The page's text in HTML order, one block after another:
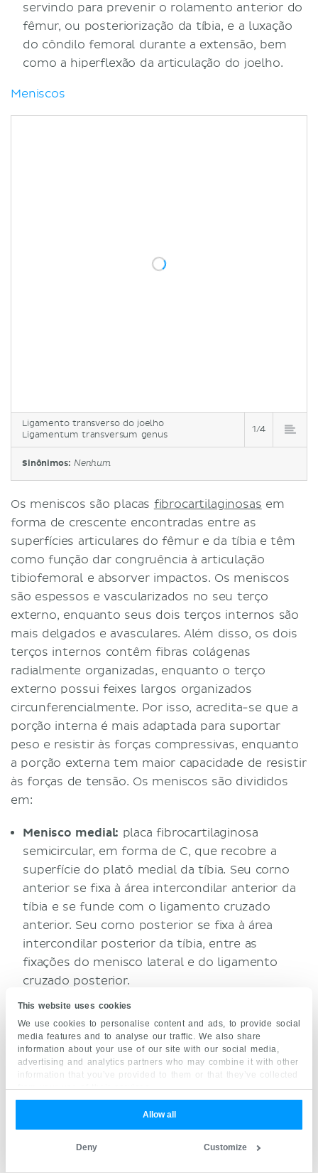
This website uses cookies
We use cookies to personalise content and ads, to provide social
media features and to analyse our traffic. We also share
information about your use of our site with our social media,
advertising and analytics partners who may combine it with other
information that you’ve provided to them or that they’ve collected
from your use of their services.
Allow all
Customize
Deny
servindo para prevenir o rolamento anterior do
fêmur, ou posteriorização da tíbia, e a luxação
do côndilo femoral durante a extensão, bem
como a hiperflexão da articulação do joelho.
Meniscos
Ligamento transverso do joelho
Ligamentum transversum genus
1/4
Sinônimos: Nenhum
Os meniscos são placas fibrocartilaginosas em
forma de crescente encontradas entre as
superfícies articulares do fêmur e da tíbia e têm
como função dar congruência à articulação
tibiofemoral e absorver impactos. Os meniscos
são espessos e vascularizados no seu terço
externo, enquanto seus dois terços internos são
mais delgados e avasculares. Além disso, os dois
terços internos contêm fibras colágenas
radialmente organizadas, enquanto o terço
externo possui feixes largos organizados
circunferencialmente. Por isso, acredita-se que a
porção interna é mais adaptada para suportar
peso e resistir às forças compressivas, enquanto
a porção externa tem maior capacidade de resistir
às forças de tensão. Os meniscos são divididos
em:
Menisco medial: placa fibrocartilaginosa
semicircular, em forma de C, que recobre a
superfície do platô medial da tíbia. Seu corno
anterior se fixa à área intercondilar anterior da
tíbia e se funde com o ligamento cruzado
anterior. Seu corno posterior se fixa à área
intercondilar posterior da tíbia, entre as
fixações do menisco lateral e do ligamento
cruzado posterior.
Menisco lateral:placa fibrocartilaginosa
semicircular que recobre a superfície do platô
tibial lateral. Seu corno anterior também se fixa
à área intercondilar anterior da tíbia e se funde
parcialmente com o ligamento cruzado
posterior se fixa à área intercondilar posterior,
anteriormente ao corno posterior do menisco